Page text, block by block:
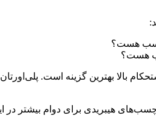
هست؟
بهترین گزینه است. پلی‌اورتان
هیبریدی برای دوام بیشتر در